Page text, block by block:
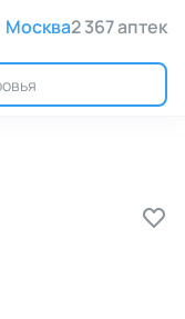
Москва2 367 аптек